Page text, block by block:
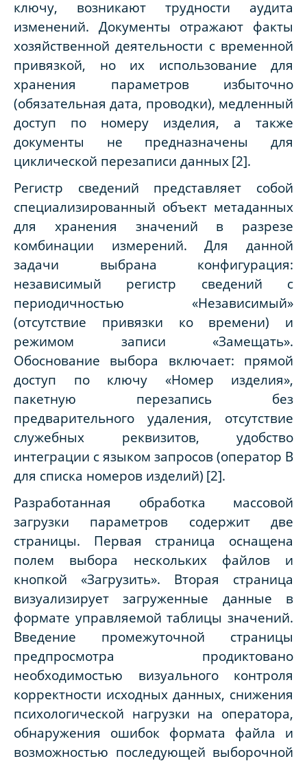
ключу, возникают трудности аудита
изменений. Документы отражают факты
хозяйственной деятельности с временной
привязкой, но их использование для
хранения параметров избыточно
(обязательная дата, проводки), медленный
доступ по номеру изделия, а также
документы не предназначены для
циклической перезаписи данных [2].
Регистр сведений представляет собой
специализированный объект метаданных
для хранения значений в разрезе
комбинации измерений. Для данной
задачи выбрана конфигурация:
независимый регистр сведений с
периодичностью «Независимый»
(отсутствие привязки ко времени) и
режимом записи «Замещать».
Обоснование выбора включает: прямой
доступ по ключу «Номер изделия»,
пакетную перезапись без
предварительного удаления, отсутствие
служебных реквизитов, удобство
интеграции с языком запросов (оператор В
для списка номеров изделий) [2].
Разработанная обработка массовой
загрузки параметров содержит две
страницы. Первая страница оснащена
полем выбора нескольких файлов и
кнопкой «Загрузить». Вторая страница
визуализирует загруженные данные в
формате управляемой таблицы значений.
Введение промежуточной страницы
предпросмотра продиктовано
необходимостью визуального контроля
корректности исходных данных, снижения
психологической нагрузки на оператора,
обнаружения ошибок формата файла и
возможностью последующей выборочной